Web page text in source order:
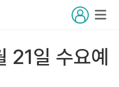
21일 수요예